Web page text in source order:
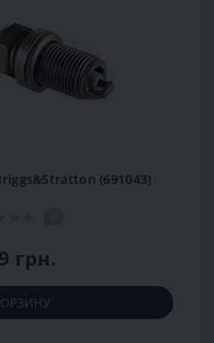
(691043)
грн.